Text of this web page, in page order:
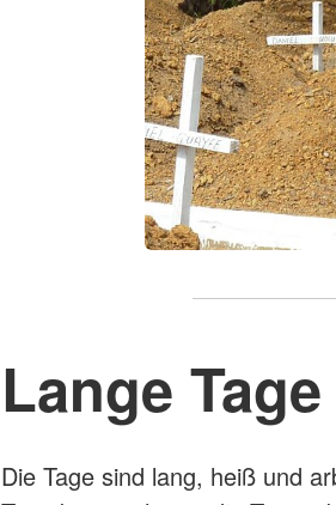
Lange
Die Tage sind lang, heiß und